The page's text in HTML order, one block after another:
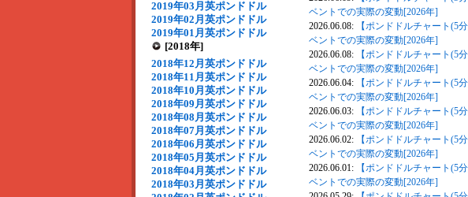
2019年03月英ポンドドル
2019年02月英ポンドドル
2019年01月英ポンドドル
[2018年]
2018年12月英ポンドドル
2018年11月英ポンドドル
2018年10月英ポンドドル
2018年09月英ポンドドル
2018年08月英ポンドドル
2018年07月英ポンドドル
2018年06月英ポンドドル
2018年05月英ポンドドル
2018年04月英ポンドドル
2018年03月英ポンドドル
ベントでの実際の変動[2026年]
2026.06.08:
【ポンドドルチャート(5
ベントでの実際の変動[2026年]
2026.06.08:
【ポンドドルチャート(5
ベントでの実際の変動[2026年]
2026.06.04:
【ポンドドルチャート(5
ベントでの実際の変動[2026年]
2026.06.03:
【ポンドドルチャート(5
ベントでの実際の変動[2026年]
2026.06.02:
【ポンドドルチャート(5
ベントでの実際の変動[2026年]
2026.06.01:
【ポンドドルチャート(5
ベントでの実際の変動[2026年]